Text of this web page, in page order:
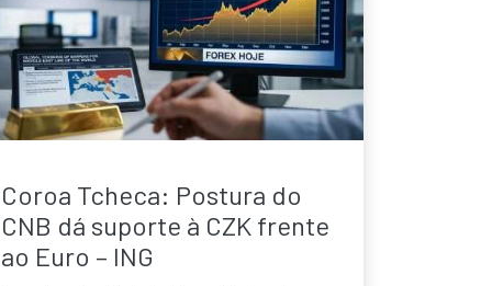
Coroa Tcheca: Postura do
CNB dá suporte à CZK frente
ao Euro – ING